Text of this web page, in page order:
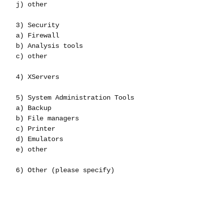
j) other
3) Security
a) Firewall
b) Analysis tools
c) other
4) XServers
5) System Administration Tools
a) Backup
b) File managers
c) Printer
d) Emulators
e) other
6) Other (please specify)